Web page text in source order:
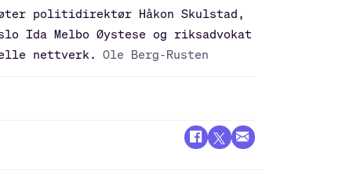
politidirektør Håkon Skulstad,
Ida Melbo Øystese og riksadvokat
nettverk. Ole Berg-Rusten